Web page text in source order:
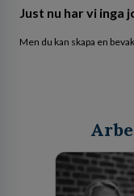
Just nu har vi inga
Men du kan skapa en